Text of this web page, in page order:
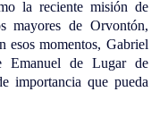
la reciente misión de
mayores de Orvontón,
esos momentos, Gabriel
Emanuel de Lugar de
importancia que pueda